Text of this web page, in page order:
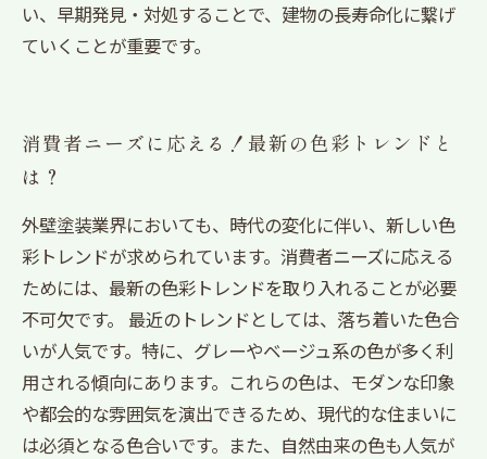
い、早期発見・対処することで、建物の長寿命化に繋げ
ていくことが重要です。
消費者ニーズに応える！最新の色彩トレンドと
は？
外壁塗装業界においても、時代の変化に伴い、新しい色
彩トレンドが求められています。消費者ニーズに応える
ためには、最新の色彩トレンドを取り入れることが必要
不可欠です。 最近のトレンドとしては、落ち着いた色合
いが人気です。特に、グレーやベージュ系の色が多く利
用される傾向にあります。これらの色は、モダンな印象
や都会的な雰囲気を演出できるため、現代的な住まいに
は必須となる色合いです。また、自然由来の色も人気が